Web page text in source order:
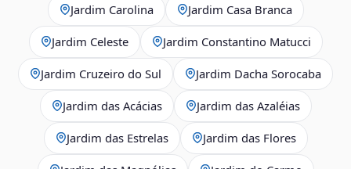
Jardim Carolina Jardim Casa Branca
Jardim Celeste Jardim Constantino Matucci
Jardim Cruzeiro do Sul Jardim Dacha Sorocaba
Jardim das Acácias Jardim das Azaléias
Jardim das Estrelas Jardim das Flores